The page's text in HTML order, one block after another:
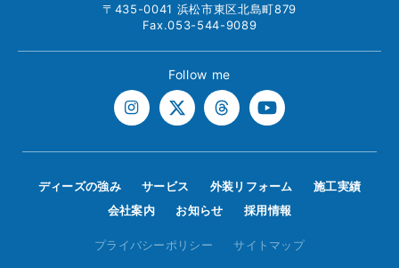
〒435-0041 浜松市東区北島町879
Fax.053-544-9089
Follow me
ディーズの強み サービス 外装リフォーム
施工実績
会社案内
お知らせ 採用情報
プライバシーポリシー サイトマップ